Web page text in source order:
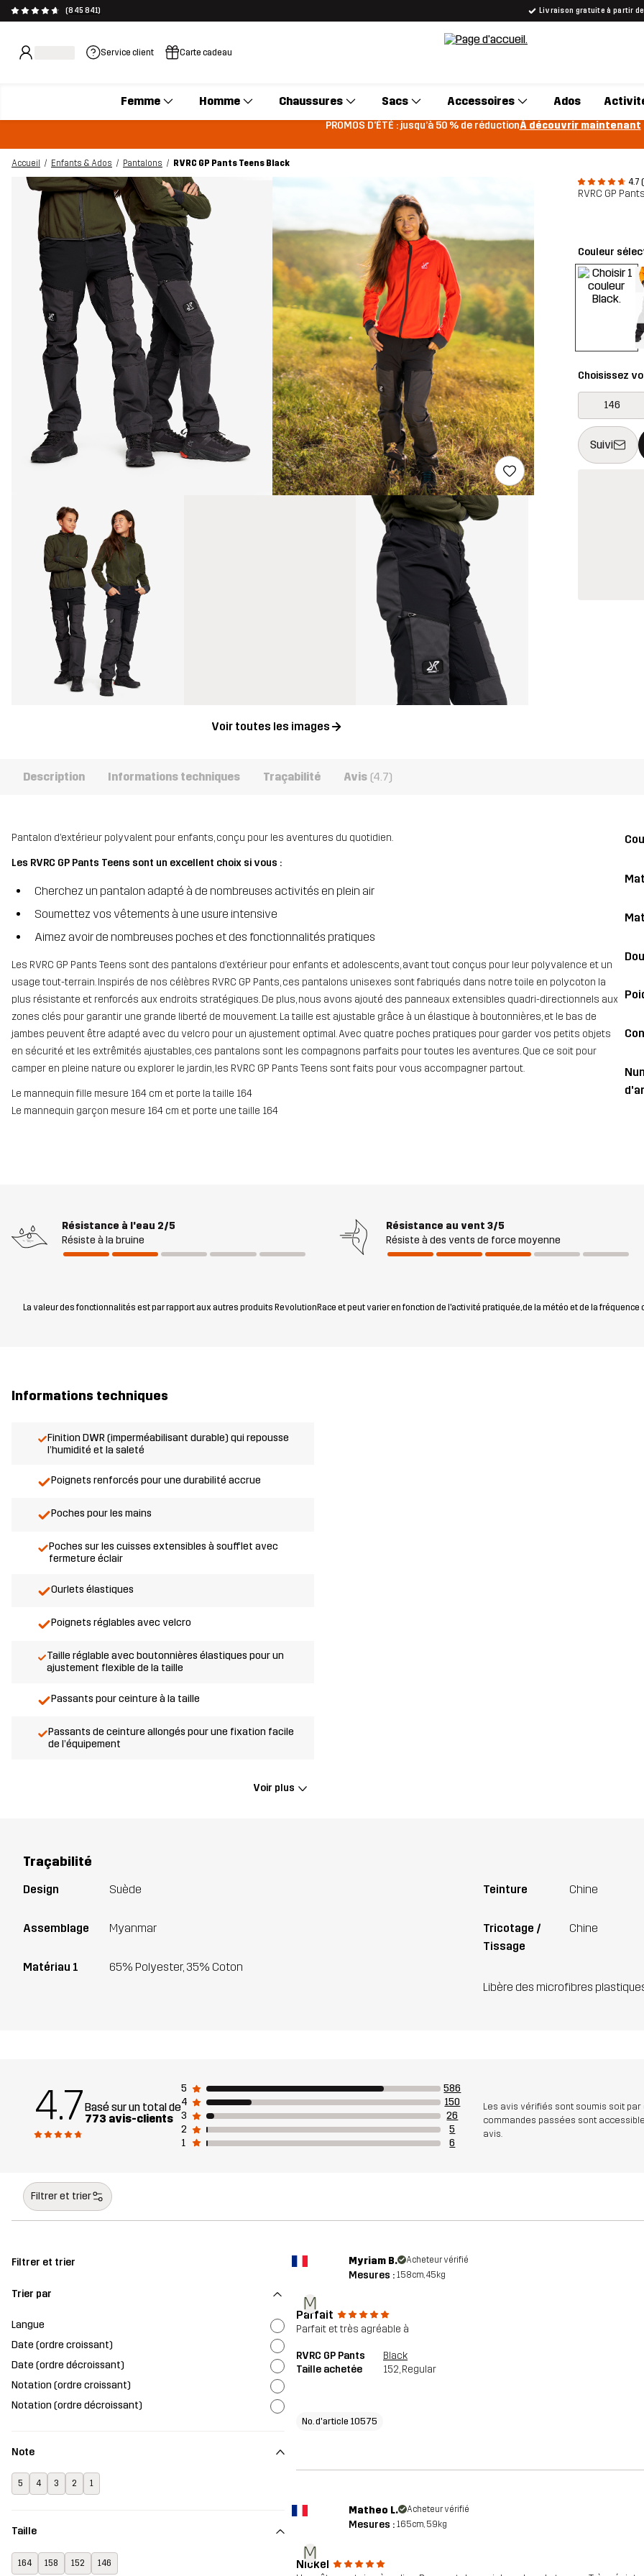
(845 841) Livraison gratuite à partir de
Service client Carte cadeau
Femme Homme Chaussures Sacs Accessoires Ados
PROMOS D'ÉTÉ : jusqu’à 50 % de réductionÀ découvrir maintenant
Accueil Enfants & Ados Pantalons
RVRC GP Pants Teens Black
4.7
RVRC GP
Voir toutes les images
Couleur
Choisissez
146
Suivi
Ce bouton
{{taille}} non
Description Informations techniques Traçabilité Avis (4.7)
Pantalon d’extérieur polyvalent pour enfants, conçu pour les aventures du quotidien.
Les RVRC GP Pants Teens sont un excellent choix si vous :
Cherchez un pantalon adapté à de nombreuses activités en plein air
Soumettez vos vêtements à une usure intensive
Aimez avoir de nombreuses poches et des fonctionnalités pratiques
Les RVRC GP Pants Teens sont des pantalons d’extérieur pour enfants et adolescents, avant tout conçus pour leur polyvalence et un
usage tout-terrain. Inspirés de nos célèbres RVRC GP Pants, ces pantalons unisexes sont fabriqués dans notre toile en polycoton la
plus résistante et renforcés aux endroits stratégiques. De plus, nous avons ajouté des panneaux extensibles quadri-directionnels aux
zones clés pour garantir une grande liberté de mouvement. La taille est ajustable grâce à un élastique à boutonnières, et le bas de
jambes peuvent être adapté avec du velcro pour un ajustement optimal. Avec quatre poches pratiques pour garder vos petits objets
en sécurité et les extrêmités ajustables, ces pantalons sont les compagnons parfaits pour toutes les aventures. Que ce soit pour
camper en pleine nature ou explorer le jardin, les RVRC GP Pants Teens sont faits pour vous accompagner partout.
Le mannequin fille mesure 164 cm et porte la taille 164
Le mannequin garçon mesure 164 cm et porte une taille 164
Résistance à l'eau 2/5
Résiste à la bruine
Résistance au vent 3/5
Résiste à des vents de force moyenne
La valeur des fonctionnalités est par rapport aux autres produits RevolutionRace et peut varier en fonction de l'activité pratiquée, de la météo et de la fréquence
Informations techniques
Finition DWR (imperméabilisant durable) qui repousse
l’humidité et la saleté
Poignets renforcés pour une durabilité accrue
Poches pour les mains
Poches sur les cuisses extensibles à soufflet avec
fermeture éclair
Ourlets élastiques
Poignets réglables avec velcro
Taille réglable avec boutonnières élastiques pour un
ajustement flexible de la taille
Passants pour ceinture à la taille
Passants de ceinture allongés pour une fixation facile
de l’équipement
Voir plus
Traçabilité
Design Suède
Assemblage Myanmar
Matériau 1 65% Polyester, 35% Coton
Teinture Chine
Tricotage /
Tissage
Chine
Libère des microfibres
4.7Basé sur un total de
773 avis-clients
5
586
4
150
3
26
2
5
1
6
Les avis vérifiés sont soumis soit
commandes passées sont
avis.
Filtrer et trier
Filtrer et trier
Trier par
Langue
Date (ordre croissant)
Date (ordre décroissant)
Notation (ordre croissant)
Notation (ordre décroissant)
Note
5 4 3 2 1
Taille
164 158 152 146
M
Myriam B. Acheteur vérifié
Mesures : 158cm, 45kg
Parfait
Parfait et très agréable à
RVRC GP Pants
Black
Taille achetée
152, Regular
No. d'article 10575
M
Matheo L. Acheteur vérifié
Mesures : 165cm, 59kg
Nickel